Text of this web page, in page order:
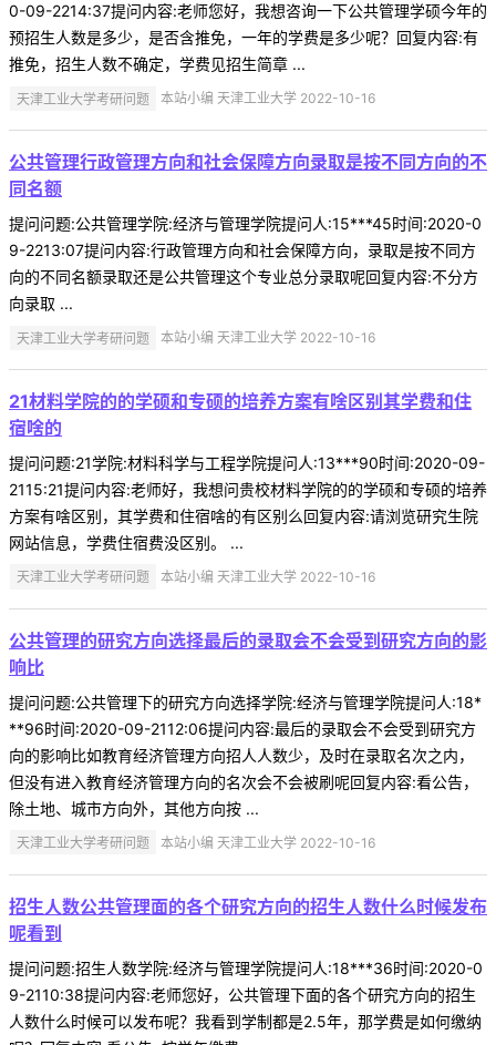
0-09-2214:37提问内容:老师您好，我想咨询一下公共管理学硕今年的
预招生人数是多少，是否含推免，一年的学费是多少呢？回复内容:有
推免，招生人数不确定，学费见招生简章 ...
天津工业大学考研问题 本站小编 天津工业大学 2022-10-16
公共管理行政管理方向和社会保障方向录取是按不同方向的不
同名额
提问问题:公共管理学院:经济与管理学院提问人:15***45时间:2020-0
9-2213:07提问内容:行政管理方向和社会保障方向，录取是按不同方
向的不同名额录取还是公共管理这个专业总分录取呢回复内容:不分方
向录取 ...
天津工业大学考研问题 本站小编 天津工业大学 2022-10-16
21材料学院的的学硕和专硕的培养方案有啥区别其学费和住
宿啥的
提问问题:21学院:材料科学与工程学院提问人:13***90时间:2020-09-
2115:21提问内容:老师好，我想问贵校材料学院的的学硕和专硕的培养
方案有啥区别，其学费和住宿啥的有区别么回复内容:请浏览研究生院
网站信息，学费住宿费没区别。 ...
天津工业大学考研问题 本站小编 天津工业大学 2022-10-16
公共管理的研究方向选择最后的录取会不会受到研究方向的影
响比
提问问题:公共管理下的研究方向选择学院:经济与管理学院提问人:18*
**96时间:2020-09-2112:06提问内容:最后的录取会不会受到研究方
向的影响比如教育经济管理方向招人人数少，及时在录取名次之内，
但没有进入教育经济管理方向的名次会不会被刷呢回复内容:看公告，
除土地、城市方向外，其他方向按 ...
天津工业大学考研问题 本站小编 天津工业大学 2022-10-16
招生人数公共管理面的各个研究方向的招生人数什么时候发布
呢看到
提问问题:招生人数学院:经济与管理学院提问人:18***36时间:2020-0
9-2110:38提问内容:老师您好，公共管理下面的各个研究方向的招生
人数什么时候可以发布呢？我看到学制都是2.5年，那学费是如何缴纳